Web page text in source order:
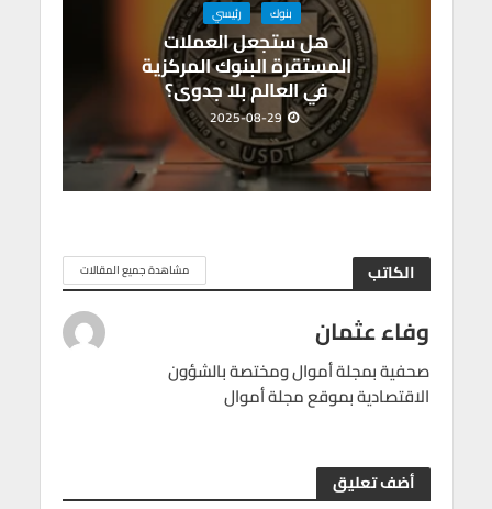
بنوك رئيسي
هل ستجعل العملات
المستقرة البنوك المركزية
في العالم بلا جدوى؟
2025-08-29
الكاتب مشاهدة جميع المقالات
وفاء عثمان
صحفية بمجلة أموال ومختصة بالشؤون
الاقتصادية بموقع مجلة أموال
أضف تعليق